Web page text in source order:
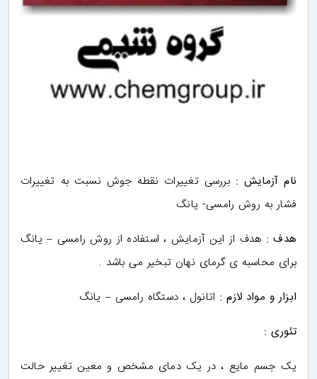
نام آزمایش :بررسی تغییرات نقطه جوش نسبت به تغییرات
فشار به روش رامسی- یانگ
هدف : هدف از این آزمایش ، استفاده از روش رامسی – یانگ
برای محاسبه ی گرمای نهان تبخیر می باشد .
ابزار و مواد لازم : اتانول ، دستگاه رامسی – یانگ
تئوری :
یک جسم مایع ، در یک دمای مشخص و معین تغییر حالت